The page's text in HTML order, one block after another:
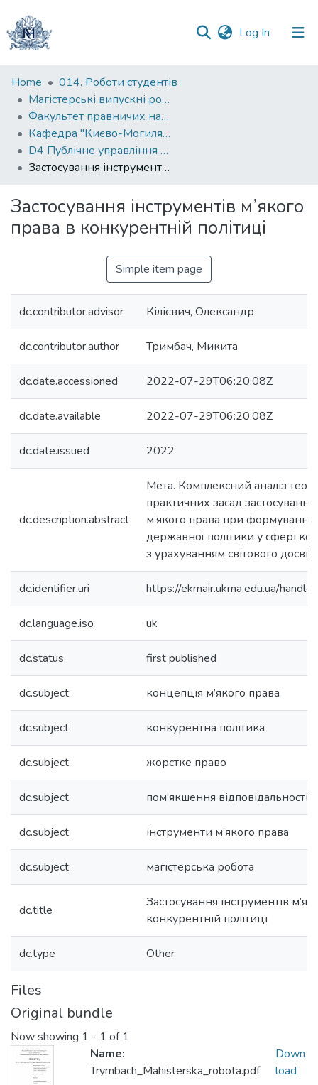
Log In (current)
Communities
&
Collections
All of DSpace
Home
014. Роботи студентів
Магістерські випускні роботи
Факультет правничих наук
Кафедра "Києво-Могилянська школа врядування імені Андрія Мелешевича"
D4 Публічне управління та адміністрування
Застосування інструментів м’якого права в конкурентній політиці
Застосування інструментів м’якого
права в конкурентній політиці
Simple item page
dc.contributor.advisor Кілієвич, Олександр
dc.contributor.author Тримбач, Микита
dc.date.accessioned 2022-07-29T06:20:08Z
dc.date.available 2022-07-29T06:20:08Z
dc.date.issued 2022
dc.description.abstract
Мета. Комплексний аналіз
практичних засад застосування
м’якого права при формуванні і
державної політики у сфері
з урахуванням світового
dc.identifier.uri https://ekmair.ukma.edu.ua/
dc.language.iso uk
dc.status first published
dc.subject концепція м’якого права
dc.subject конкурентна політика
dc.subject жорстке право
dc.subject пом’якшення відповідальності
dc.subject інструменти м’якого права
dc.subject магістерська робота
dc.title
Застосування інструментів
конкурентній політиці
dc.type Other
Files
Original bundle
Now showing 1 - 1 of 1
Name:
Trymbach_Mahisterska_robota.pdf
Down
load